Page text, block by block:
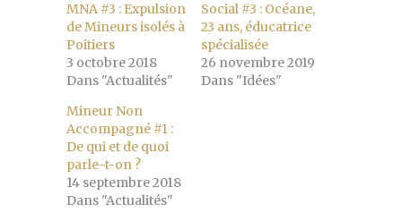
MNA #3 : Expulsion
de Mineurs isolés à
Poitiers
3 octobre 2018
Dans "Actualités"
Social #3 : Océane,
23 ans, éducatrice
spécialisée
26 novembre 2019
Dans "Idées"
Mineur Non
Accompagné #1 :
De qui et de quoi
parle-t-on ?
14 septembre 2018
Dans "Actualités"